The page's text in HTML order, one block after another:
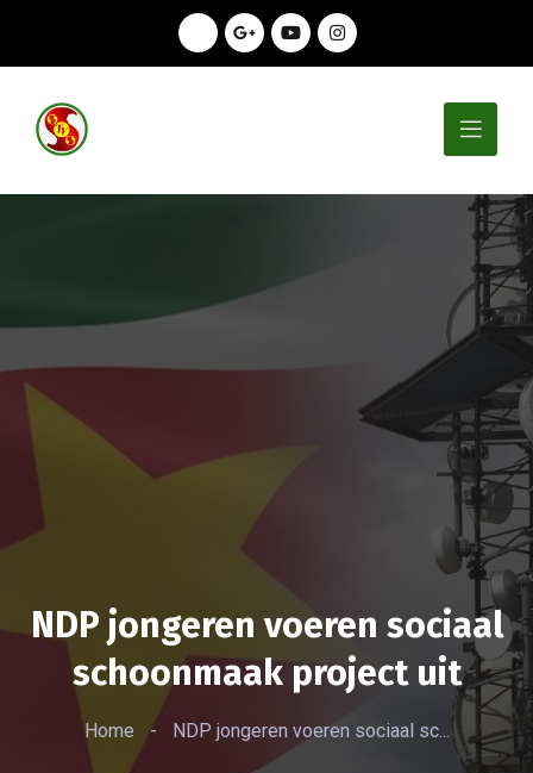
NDP jongeren voeren sociaal
schoonmaak project uit
Home - NDP jongeren voeren sociaal sc...